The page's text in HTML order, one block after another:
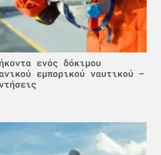
ενός δόκιμου
εμπορικού ναυτικού –